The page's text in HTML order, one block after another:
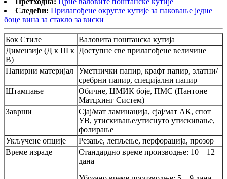
Следећи: Прилагођене округле кутије за паковање једне
боце вина за стакло за виски
Бок Стиле
Валовита поштанска кутија
Димензије (Д к Ш к
В)
Доступне све прилагођене величине
Папирни материјал Уметнички папир, крафт папир, златни/
сребрни папир, специјални папир
Штампање
Обичне, ЦМИК боје, ПМС (Пантоне
Матцхинг Систем)
Заврши
Сјај/мат ламинација, сјај/мат АК, спот
УВ, утискивање/утиснуто утискивање,
фолирање
Укључене опције
Резање, лепљење, перфорација, прозор
Време израде
Стандардно време производње: 10 – 12
дана